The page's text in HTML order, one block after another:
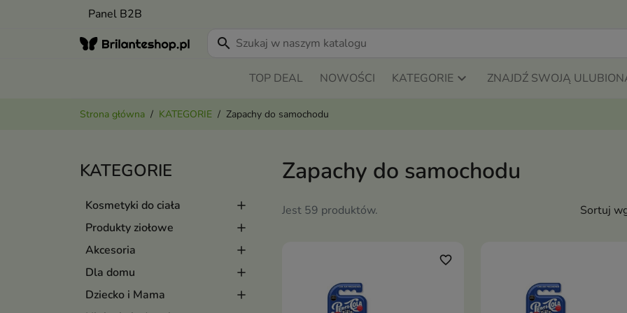
Panel B2B
search
TOP DEAL NOWOŚCI KATEGORIE ZNAJDŹ SWOJĄ
Strona główna KATEGORIE Zapachy do samochodu
KATEGORIE
Kosmetyki do ciała
Produkty ziołowe
Akcesoria
Dla domu
Dziecko i Mama
Zapachy do samochodu
Jest 59 produktów. Sortuj
favorite_border